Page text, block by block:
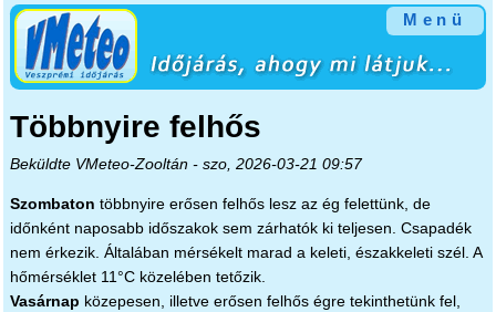
Ugrás a tartalomra
Menü
Többnyire felhős
Beküldte VMeteo-Zooltán- szo, 2026-03-21 09:57
Szombaton többnyire erősen felhős lesz az ég felettünk, de
időnként naposabb időszakok sem zárhatók ki teljesen. Csapadék
nem érkezik. Általában mérsékelt marad a keleti, északkeleti szél. A
hőmérséklet 11°C közelében tetőzik.
Vasárnap közepesen, illetve erősen felhős égre tekinthetünk fel,